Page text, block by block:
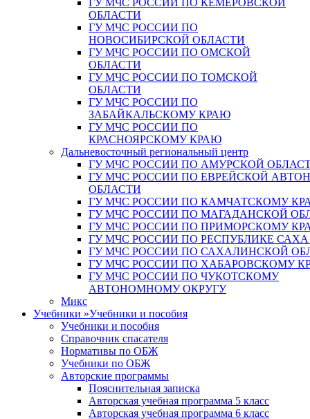
ГУ МЧС РОССИИ ПО КЕМЕРОВСКОЙ
ОБЛАСТИ
ГУ МЧС РОССИИ ПО
НОВОСИБИРСКОЙ ОБЛАСТИ
ГУ МЧС РОССИИ ПО ОМСКОЙ
ОБЛАСТИ
ГУ МЧС РОССИИ ПО ТОМСКОЙ
ОБЛАСТИ
ГУ МЧС РОССИИ ПО
ЗАБАЙКАЛЬСКОМУ КРАЮ
ГУ МЧС РОССИИ ПО
КРАСНОЯРСКОМУ КРАЮ
Дальневосточный региональный центр
ГУ МЧС РОССИИ ПО АМУРСКОЙ
ГУ МЧС РОССИИ ПО ЕВРЕЙСКОЙ
ОБЛАСТИ
ГУ МЧС РОССИИ ПО КАМЧАТСКОМУ
ГУ МЧС РОССИИ ПО МАГАДАНСКОЙ
ГУ МЧС РОССИИ ПО ПРИМОРСКОМУ
ГУ МЧС РОССИИ ПО РЕСПУБЛИКЕ
ГУ МЧС РОССИИ ПО САХАЛИНСКОЙ
ГУ МЧС РОССИИ ПО ХАБАРОВСКОМУ
ГУ МЧС РОССИИ ПО ЧУКОТСКОМУ
АВТОНОМНОМУ ОКРУГУ
Микс
Учебники »Учебники и пособия
Учебники и пособия
Справочник спасателя
Нормативы по ОБЖ
Учебники по ОБЖ
Авторские программы
Пояснительная записка
Авторская учебная программа 5 класс
Авторская учебная программа 6 класс